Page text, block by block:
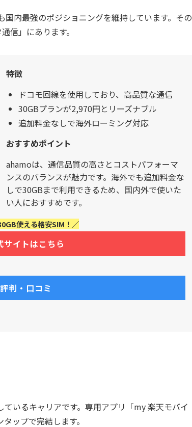
内最強のポジショニングを維持しています。その
信」にあります。
特徴
ドコモ回線を使用しており、高品質な通信
30GBプランが2,970円とリーズナブル
追加料金なしで海外ローミング対応
おすすめポイント
ahamoは、通信品質の高さとコストパフォーマ
ンスのバランスが魅力です。海外でも追加料金な
しで30GBまで利用できるため、国内外で使いた
い人におすすめです。
使える格安SIM！／
イトはこちら
判・口コミ
いるキャリアです。専用アプリ「my 楽天モバイ
ップで完結します。